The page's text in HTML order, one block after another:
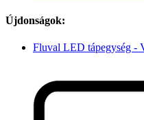
Újdonságok:
Fluval LED tápegység